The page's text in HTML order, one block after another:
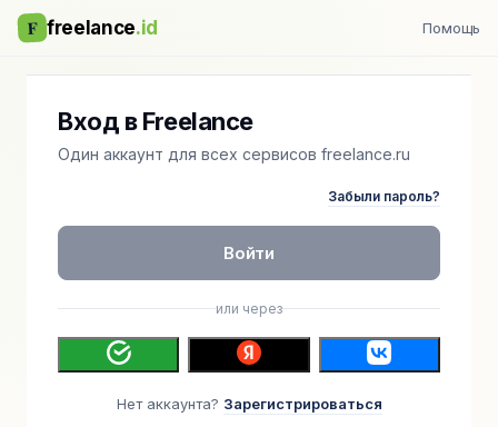
F freelance.id Помощь
Вход в Freelance
Один аккаунт для всех сервисов freelance.ru
Забыли пароль?
Войти
или через
Нет аккаунта? Зарегистрироваться